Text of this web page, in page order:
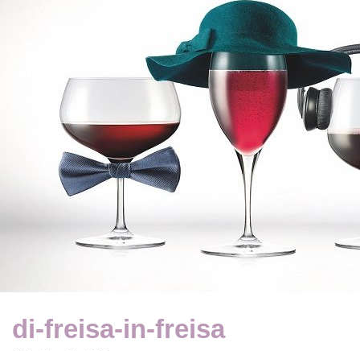
di-freisa-in-freisa